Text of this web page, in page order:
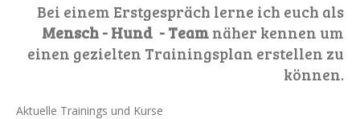
Bei einem Erstgespräch lerne ich euch als
Mensch - Hund - Team näher kennen um
einen gezielten Trainingsplan erstellen zu
können.
Aktuelle Trainings und Kurse